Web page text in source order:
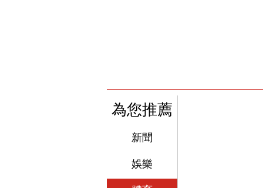
為您推薦
新聞
娛樂